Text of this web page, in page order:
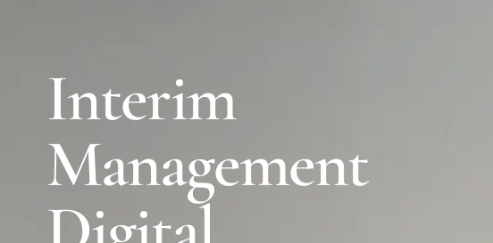
Interim
Management